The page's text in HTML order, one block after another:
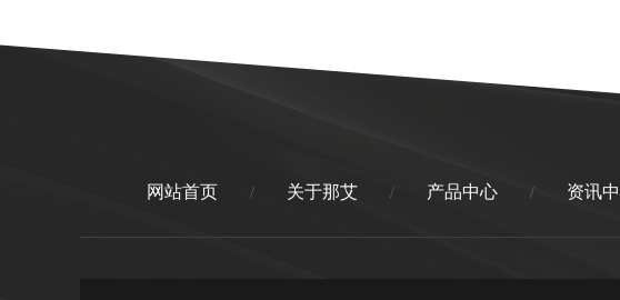
网站首页 / 关于那艾 / 产品中心 / 资讯